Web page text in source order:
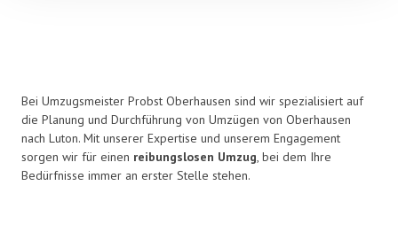
Bei Umzugsmeister Probst Oberhausen sind wir spezialisiert auf
die Planung und Durchführung von Umzügen von Oberhausen
nach Luton. Mit unserer Expertise und unserem Engagement
sorgen wir für einen reibungslosen Umzug, bei dem Ihre
Bedürfnisse immer an erster Stelle stehen.